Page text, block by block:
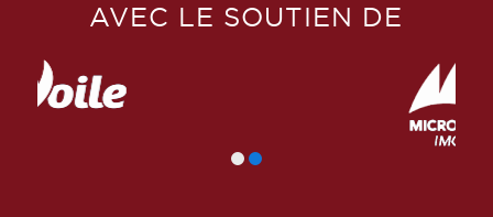
AVEC LE SOUTIEN DE